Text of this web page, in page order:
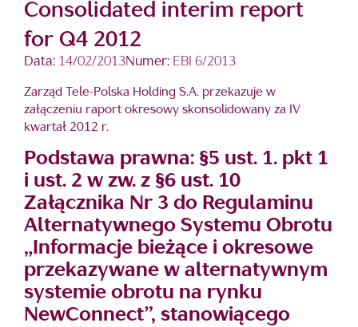
Consolidated interim report
for Q4 2012
Data: 14/02/2013Numer: EBI 6/2013
Zarząd Tele-Polska Holding S.A. przekazuje w
załączeniu raport okresowy skonsolidowany za IV
kwartał 2012 r.
Podstawa prawna: §5 ust. 1. pkt 1
i ust. 2 w zw. z §6 ust. 10
Załącznika Nr 3 do Regulaminu
Alternatywnego Systemu Obrotu
„Informacje bieżące i okresowe
przekazywane w alternatywnym
systemie obrotu na rynku
NewConnect”, stanowiącego